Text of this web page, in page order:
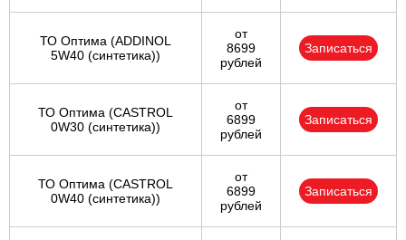
ТО Оптима (ADDINOL
5W40 (синтетика))
от
8699
рублей
Записаться
ТО Оптима (CASTROL
0W30 (синтетика))
от
6899
рублей
Записаться
ТО Оптима (CASTROL
0W40 (синтетика))
от
6899
рублей
Записаться